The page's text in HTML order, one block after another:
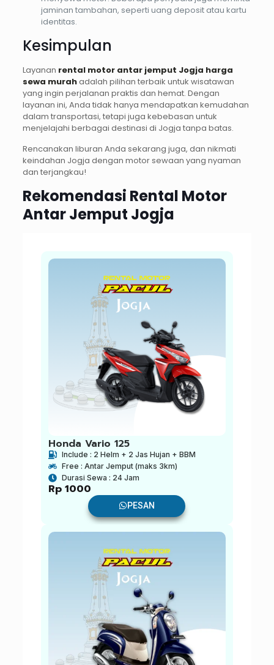
jaminan tambahan, seperti uang deposit atau kartu
identitas.
Kesimpulan
Layanan rental motor antar jemput Jogja harga
sewa murahadalah pilihan terbaik untuk wisatawan
yang ingin perjalanan praktis dan hemat. Dengan
layanan ini, Anda tidak hanya mendapatkan kemudahan
dalam transportasi, tetapi juga kebebasan untuk
menjelajahi berbagai destinasi di Jogja tanpa batas.
Rencanakan liburan Anda sekarang juga, dan nikmati
keindahan Jogja dengan motor sewaan yang nyaman
dan terjangkau!
Rekomendasi Rental Motor
Antar Jemput Jogja
Honda Vario 125
Include : 2 Helm + 2 Jas Hujan + BBM
Free : Antar Jemput (maks 3km)
Durasi Sewa : 24 Jam
Rp 1000
PESAN